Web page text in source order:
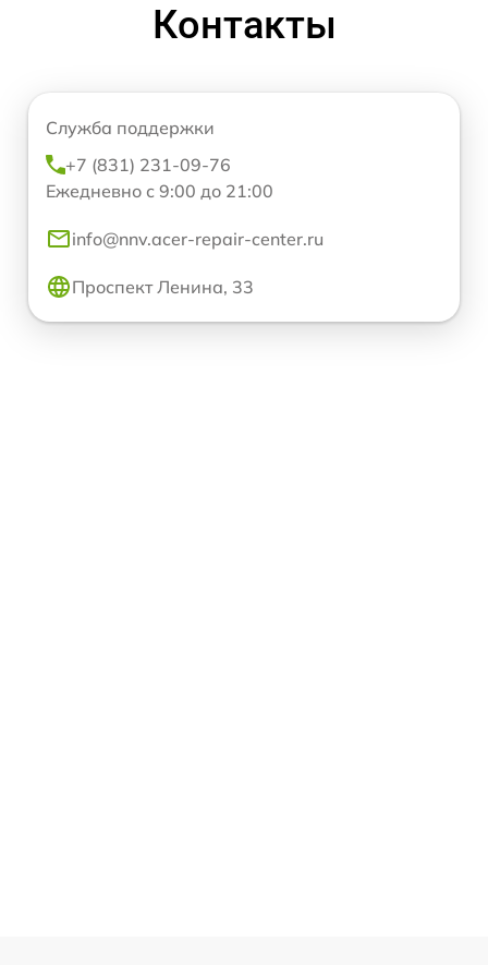
Контакты
Служба поддержки
+7 (831) 231-09-76
Ежедневно с 9:00 до 21:00
info@nnv.acer-repair-center.ru
Проспект Ленина, 33